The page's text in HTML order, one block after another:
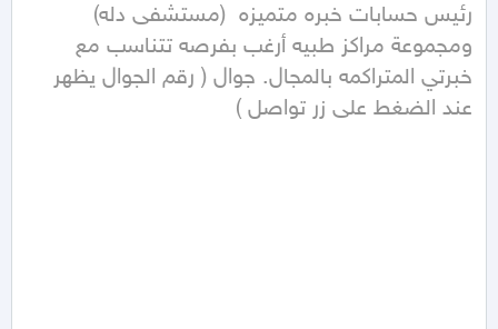
عند الضغط على زر تواصل )